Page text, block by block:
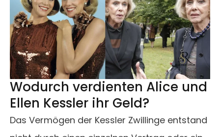
Wodurch verdienten Alice und
Ellen Kessler ihr Geld?
Das Vermögen der Kessler Zwillinge entstand